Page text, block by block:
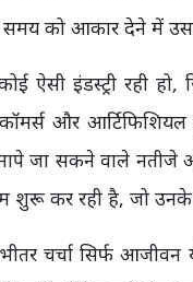
को आकार देने में
इंडस्ट्री रही हो,
कॉमर्स और
जा सकने वाले
शुरू कर रही है, जो
चर्चा सिर्फ आजीवन